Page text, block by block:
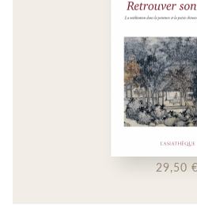
bùdebù, bùyóude, yóubudé,
得、由不得、不得已 - 不见得
bùdéliăo, liăobudé 不得了、了不得
bùguăn, jĭnguăn, zhĭguăn 不管、尽
bùhăoyìsi, xiăoyìsi, yìsi yìsi/yìsi
29,50 €